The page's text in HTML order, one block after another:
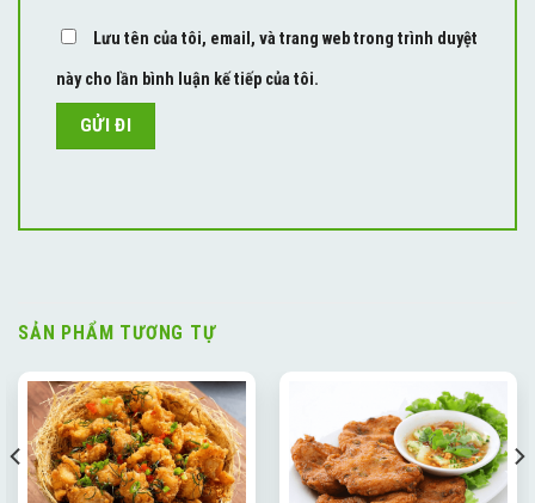
Lưu tên của tôi, email, và trang web trong trình duyệt
này cho lần bình luận kế tiếp của tôi.
SẢN PHẨM TƯƠNG TỰ